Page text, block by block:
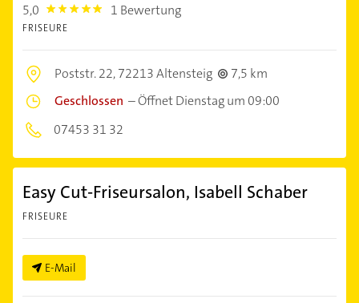
5,0 5.0 1 Bewertung
FRISEURE
Poststr. 22,72213 Altensteig
7,5 km
Geschlossen –Öffnet Dienstag um 09:00
07453 31 32
Easy Cut-Friseursalon, Isabell Schaber
FRISEURE
E-Mail